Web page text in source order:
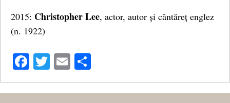
2015: Christopher Lee, actor, autor și cântăreț englez
(n. 1922)
Facebook
Twitter
Email